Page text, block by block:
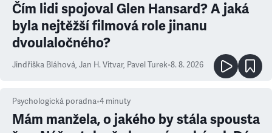
Čím lidi spojoval Glen Hansard? A jaká
byla nejtěžší filmová role jinanu
dvoulaločného?
Jindřiška Bláhová, Jan H. Vitvar, Pavel Turek•8. 8. 2026
Psychologická poradna•4 minuty
Mám manžela, o jakého by stála spousta